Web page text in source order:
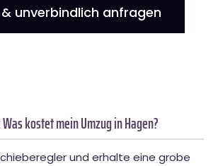
unverbindlich anfragen
kostet mein Umzug in Hagen?
und erhalte eine grobe